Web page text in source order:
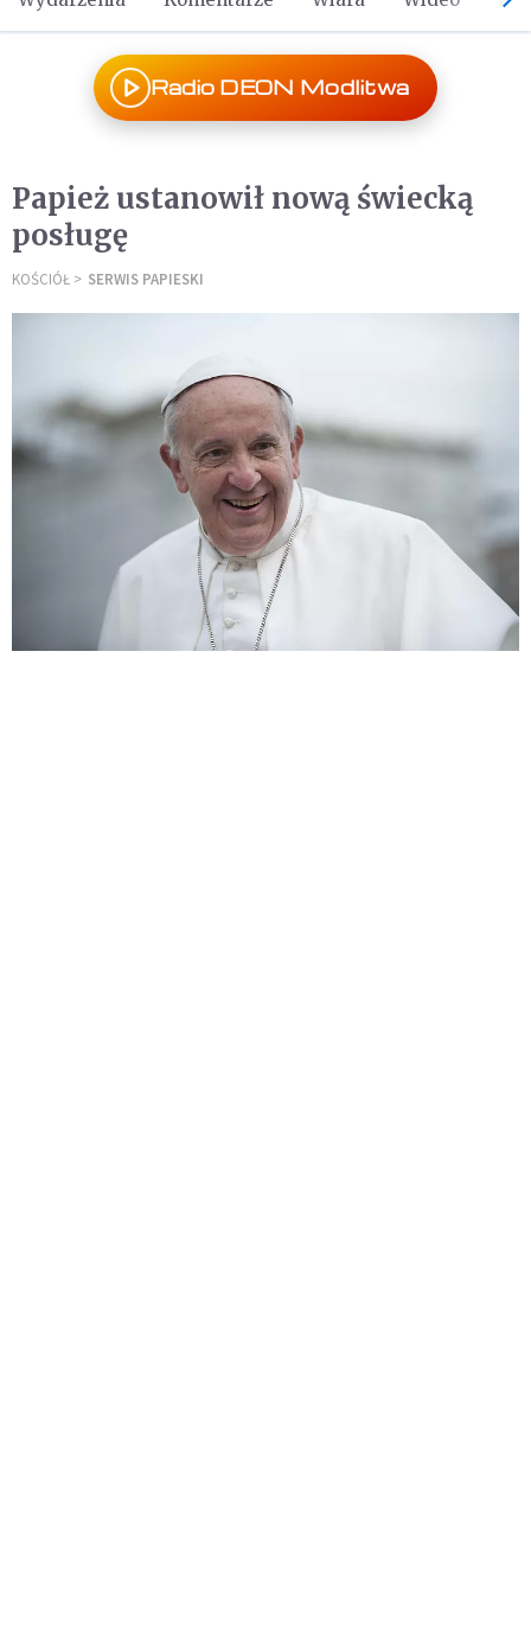
Radio DEON Modlitwa
Papież ustanowił nową świecką
posługę
KOŚCIÓŁ SERWIS PAPIESKI